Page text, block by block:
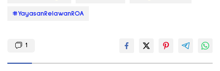
#YayasanRelawanROA
1